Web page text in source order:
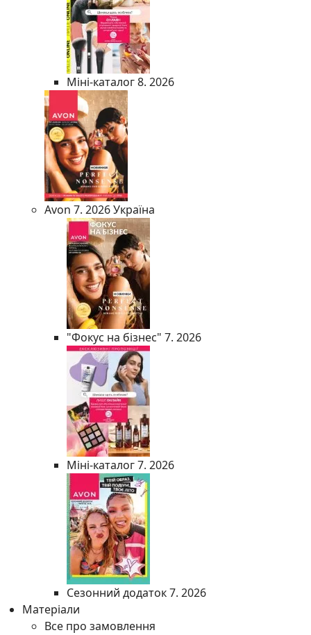
Міні-каталог 8. 2026
Avon 7. 2026 Україна
"Фокус на бізнес" 7. 2026
Міні-каталог 7. 2026
Сезонний додаток 7. 2026
Матеріали
Все про замовлення